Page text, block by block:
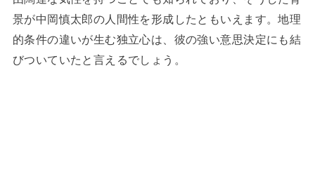
景が中岡慎太郎の人間性を形成したともいえます。地理
的条件の違いが生む独立心は、彼の強い意思決定にも結
びついていたと言えるでしょう。